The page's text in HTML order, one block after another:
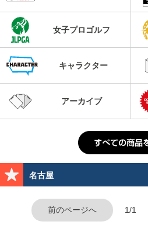
女子プロゴルフ
キャラクター
アーカイブ
名古屋
前のページへ 1/1